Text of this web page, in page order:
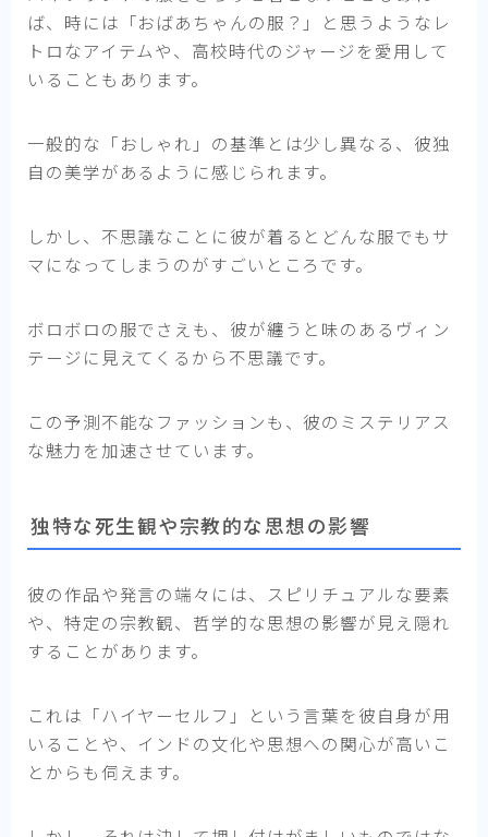
ば、時には「おばあちゃんの服？」と思うようなレ
トロなアイテムや、高校時代のジャージを愛用して
いることもあります。
一般的な「おしゃれ」の基準とは少し異なる、彼独
自の美学があるように感じられます。
しかし、不思議なことに彼が着るとどんな服でもサ
マになってしまうのがすごいところです。
ボロボロの服でさえも、彼が纏うと味のあるヴィン
テージに見えてくるから不思議です。
この予測不能なファッションも、彼のミステリアス
な魅力を加速させています。
独特な死生観や宗教的な思想の影響
彼の作品や発言の端々には、スピリチュアルな要素
や、特定の宗教観、哲学的な思想の影響が見え隠れ
することがあります。
これは「ハイヤーセルフ」という言葉を彼自身が用
いることや、インドの文化や思想への関心が高いこ
とからも伺えます。